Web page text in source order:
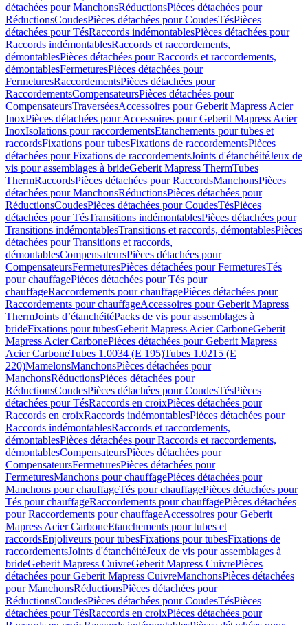
détachées pour ManchonsRéductionsPièces détachées pour
RéductionsCoudesPièces détachées pour CoudesTésPièces
détachées pour TésRaccords indémontablesPièces détachées pour
Raccords indémontablesRaccords et raccordements,
démontablesPièces détachées pour Raccords et raccordements,
démontablesFermeturesPièces détachées pour
FermeturesRaccordementsPièces détachées pour
RaccordementsCompensateursPièces détachées pour
CompensateursTraverséesAccessoires pour Geberit Mapress Acier
InoxPièces détachées pour Accessoires pour Geberit Mapress Acier
InoxIsolations pour raccordementsEtanchements pour tubes et
raccordsFixations pour tubesFixations de raccordementsPièces
détachées pour Fixations de raccordementsJoints d'étanchéitéJeux de
vis pour assemblages à brideGeberit Mapress ThermTubes
ThermRaccordsPièces détachées pour RaccordsManchonsPièces
détachées pour ManchonsRéductionsPièces détachées pour
RéductionsCoudesPièces détachées pour CoudesTésPièces
détachées pour TésTransitions indémontablesPièces détachées pour
Transitions indémontablesTransitions et raccords, démontablesPièces
détachées pour Transitions et raccords,
démontablesCompensateursPièces détachées pour
CompensateursFermeturesPièces détachées pour FermeturesTés
pour chauffagePièces détachées pour Tés pour
chauffageRaccordements pour chauffagePièces détachées pour
Raccordements pour chauffageAccessoires pour Geberit Mapress
ThermJoints d’étanchéitéPacks de vis pour assemblages à
brideFixations pour tubesGeberit Mapress Acier CarboneGeberit
Mapress Acier CarbonePièces détachées pour Geberit Mapress
Acier CarboneTubes 1.0034 (E 195)Tubes 1.0215 (E
220)MamelonsManchonsPièces détachées pour
ManchonsRéductionsPièces détachées pour
RéductionsCoudesPièces détachées pour CoudesTésPièces
détachées pour TésRaccords en croixPièces détachées pour
Raccords en croixRaccords indémontablesPièces détachées pour
Raccords indémontablesRaccords et raccordements,
démontablesPièces détachées pour Raccords et raccordements,
démontablesCompensateursPièces détachées pour
CompensateursFermeturesPièces détachées pour
FermeturesManchons pour chauffagePièces détachées pour
Manchons pour chauffageTés pour chauffagePièces détachées pour
Tés pour chauffageRaccordements pour chauffagePièces détachées
pour Raccordements pour chauffageAccessoires pour Geberit
Mapress Acier CarboneEtanchements pour tubes et
raccordsEnjoliveurs pour tubesFixations pour tubesFixations de
raccordementsJoints d'étanchéitéJeux de vis pour assemblages à
brideGeberit Mapress CuivreGeberit Mapress CuivrePièces
détachées pour Geberit Mapress CuivreManchonsPièces détachées
pour ManchonsRéductionsPièces détachées pour
RéductionsCoudesPièces détachées pour CoudesTésPièces
détachées pour TésRaccords en croixPièces détachées pour